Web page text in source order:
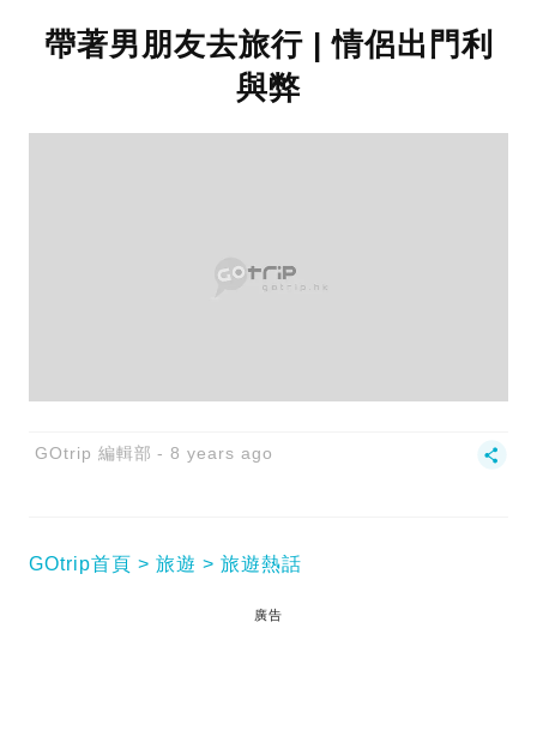
帶著男朋友去旅行 | 情侶出門利
與弊
GOtrip 編輯部 8 years ago
GOtrip首頁 旅遊 旅遊熱話
廣告